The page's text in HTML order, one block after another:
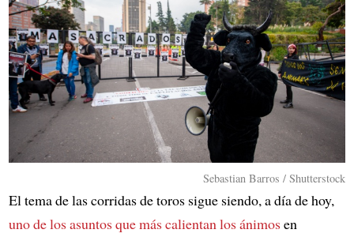
Sebastian Barros / Shutterstock
El tema de las corridas de toros sigue siendo, a día de hoy,
uno de los asuntos que más calientan los ánimosen